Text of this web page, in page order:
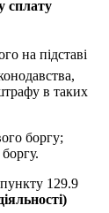
сплату
на підставі
в таких
боргу;
129.9